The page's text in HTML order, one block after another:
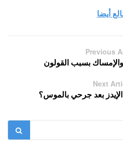
أيضا
Previous
بسبب القولون
Next
بعد جرحي بالموس؟